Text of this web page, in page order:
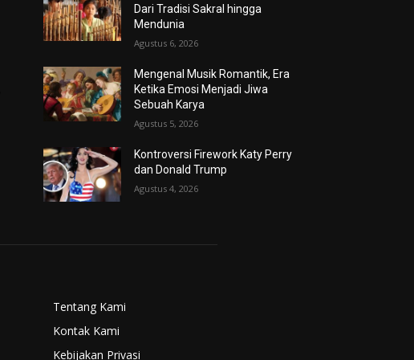
Dari Tradisi Sakral hingga
Mendunia
Agustus 6, 2026
Mengenal Musik Romantik, Era
Ketika Emosi Menjadi Jiwa
Sebuah Karya
Agustus 5, 2026
Kontroversi Firework Katy Perry
dan Donald Trump
Agustus 4, 2026
Tentang Kami
Kontak Kami
Kebijakan Privasi